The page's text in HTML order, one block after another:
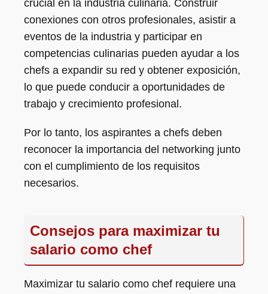
crucial en la industria culinaria. Construir
conexiones con otros profesionales, asistir a
eventos de la industria y participar en
competencias culinarias pueden ayudar a los
chefs a expandir su red y obtener exposición,
lo que puede conducir a oportunidades de
trabajo y crecimiento profesional.
Por lo tanto, los aspirantes a chefs deben
reconocer la importancia del networking junto
con el cumplimiento de los requisitos
necesarios.
Consejos para maximizar tu
salario como chef
Maximizar tu salario como chef requiere una